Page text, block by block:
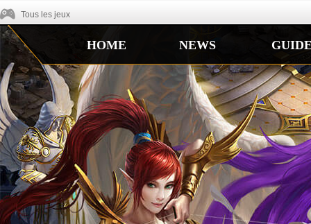
Tous les jeux
HOME NEWS